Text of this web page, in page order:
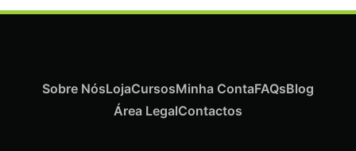
Sobre NósLojaCursosMinha ContaFAQsBlog
Área LegalContactos